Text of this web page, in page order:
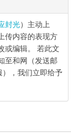
封光）主动上
传内容的表现方
或编辑。 若此文
至和网（发送邮
），我们立即给予